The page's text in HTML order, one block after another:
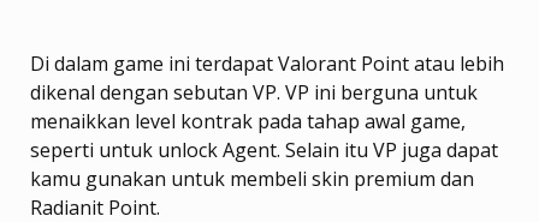
Di dalam game ini terdapat Valorant Point atau lebih
dikenal dengan sebutan VP. VP ini berguna untuk
menaikkan level kontrak pada tahap awal game,
seperti untuk unlock Agent. Selain itu VP juga dapat
kamu gunakan untuk membeli skin premium dan
Radianit Point.